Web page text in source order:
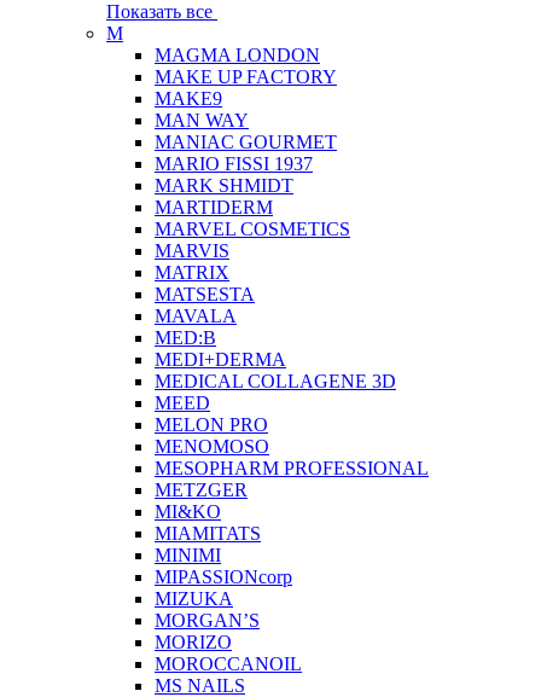
Показать все
M
MAGMA LONDON
MAKE UP FACTORY
MAKE9
MAN WAY
MANIAC GOURMET
MARIO FISSI 1937
MARK SHMIDT
MARTIDERM
MARVEL COSMETICS
MARVIS
MATRIX
MATSESTA
MAVALA
MED:B
MEDI+DERMA
MEDICAL COLLAGENE 3D
MEED
MELON PRO
MENOMOSO
MESOPHARM PROFESSIONAL
METZGER
MI&KO
MIAMITATS
MINIMI
MIPASSIONcorp
MIZUKA
MORGAN’S
MORIZO
MOROCCANOIL
MS NAILS